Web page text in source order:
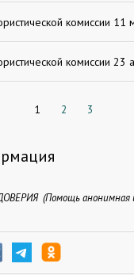
комиссии 11
комиссии 23
1 2 3
(Помощь анонимная